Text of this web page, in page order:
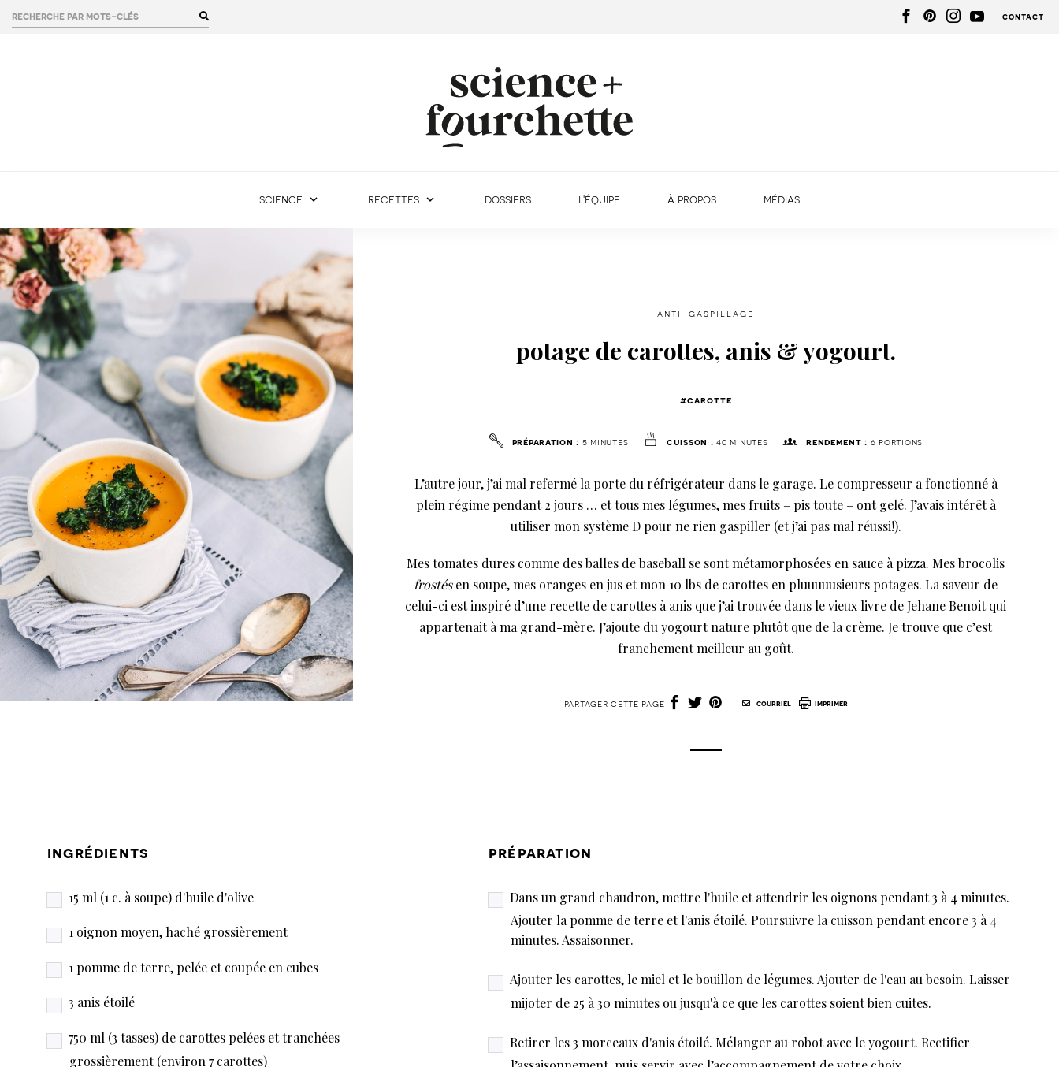
rechercher : contact
science recettes dossiers l'équipe à propos médias
anti-gaspillage
potage de carottes, anis & yogourt.
#carotte
préparation : 5 minutes cuisson : 40 minutes rendement : 6 portions
L’autre jour, j’ai mal refermé la porte du réfrigérateur dans le garage. Le compresseur a fonctionné à
plein régime pendant 2 jours … et tous mes légumes, mes fruits – pis toute – ont gelé. J’avais intérêt à
utiliser mon système D pour ne rien gaspiller (et j’ai pas mal réussi!).
Mes tomates dures comme des balles de baseball se sont métamorphosées en sauce à pizza. Mes brocolis
frostésen soupe, mes oranges en jus et mon 10 lbs de carottes en pluuuuusieurs potages. La saveur de
celui-ci est inspiré d’une recette de carottes à anis que j’ai trouvée dans le vieux livre de Jehane Benoit qui
appartenait à ma grand-mère. J’ajoute du yogourt nature plutôt que de la crème. Je trouve que c’est
franchement meilleur au goût.
partager cette page courriel imprimer
ingrédients
15 ml (1 c. à soupe) d'huile d'olive
1 oignon moyen, haché grossièrement
1 pomme de terre, pelée et coupée en cubes
3 anis étoilé
750 ml (3 tasses) de carottes pelées et tranchées
grossièrement (environ 7 carottes)
préparation
Dans un grand chaudron, mettre l'huile et attendrir les oignons pendant 3 à 4 minutes.
Ajouter la pomme de terre et l'anis étoilé. Poursuivre la cuisson pendant encore 3 à 4
minutes. Assaisonner.
Ajouter les carottes, le miel et le bouillon de légumes. Ajouter de l'eau au besoin. Laisser
mijoter de 25 à 30 minutes ou jusqu'à ce que les carottes soient bien cuites.
Retirer les 3 morceaux d'anis étoilé. Mélanger au robot avec le yogourt. Rectifier